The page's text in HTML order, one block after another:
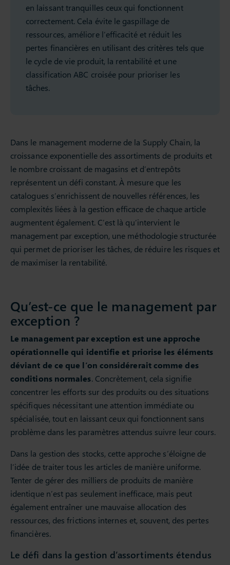
en laissant tranquilles ceux qui fonctionnent
correctement. Cela évite le gaspillage de
ressources, améliore l’efficacité et réduit les
pertes financières en utilisant des critères tels que
le cycle de vie produit, la rentabilité et une
classification ABC croisée pour prioriser les
tâches.
Dans le management moderne de la Supply Chain, la
croissance exponentielle des assortiments de produits et
le nombre croissant de magasins et d’entrepôts
représentent un défi constant. À mesure que les
catalogues s’enrichissent de nouvelles références, les
complexités liées à la gestion efficace de chaque article
augmentent également. C’est là qu’intervient le
management par exception, une méthodologie structurée
qui permet de prioriser les tâches, de réduire les risques et
de maximiser la rentabilité.
Qu’est-ce que le management par
exception ?
Le management par exception est une approche
opérationnelle qui identifie et priorise les éléments
déviant de ce que l’on considérerait comme des
conditions normales. Concrètement, cela signifie
concentrer les efforts sur des produits ou des situations
spécifiques nécessitant une attention immédiate ou
spécialisée, tout en laissant ceux qui fonctionnent sans
problème dans les paramètres attendus suivre leur cours.
Dans la gestion des stocks, cette approche s’éloigne de
l’idée de traiter tous les articles de manière uniforme.
Tenter de gérer des milliers de produits de manière
identique n’est pas seulement inefficace, mais peut
également entraîner une mauvaise allocation des
ressources, des frictions internes et, souvent, des pertes
financières.
Le défi dans la gestion d’assortiments étendus